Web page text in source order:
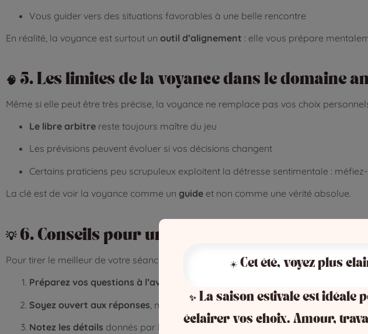
Vous guider vers des situations favorables à une belle rencontre
En réalité, la voyance est surtout un outil d’alignement : elle vous prépare
🧠 5. Les limites de la voyance dans le domaine
Même si elle peut être très précise, la voyance ne remplace pas vos choix
Le libre arbitre reste toujours maître du jeu
Les prévisions peuvent évoluer si vos décisions changent
Certains praticiens peu scrupuleux exploitent la détresse sentimentale :
La clé est de voir la voyance comme un guide et non comme une vérité absolue.
💡 6. Conseils pour une consultation amoureuse
Pour tirer le meilleur de votre séance :
Préparez vos questions à l’avance
Soyez ouvert aux réponses , même si elles diffèrent de vos attentes
Notez les détails donnés par le voyant pour les relire plus tard
☀️ Cet été, voyez plus
✨ La saison estivale est
éclairer vos choix. Amour,